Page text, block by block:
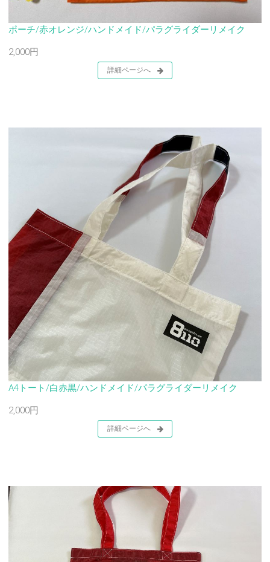
ポーチ/赤オレンジ/ハンドメイド/パラグライダーリメイク
2,000円
詳細ページへ
A4トート/白赤黒/ハンドメイド/パラグライダーリメイク
2,000円
詳細ページへ